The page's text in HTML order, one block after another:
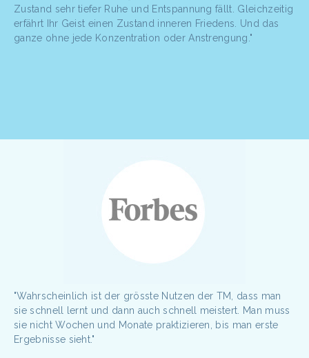
Zustand sehr tiefer Ruhe und Entspannung fällt. Gleichzeitig
erfährt Ihr Geist einen Zustand inneren Friedens. Und das
ganze ohne jede Konzentration oder Anstrengung."
"Wahrscheinlich ist der grösste Nutzen der TM, dass man
sie schnell lernt und dann auch schnell meistert. Man muss
sie nicht Wochen und Monate praktizieren, bis man erste
Ergebnisse sieht."